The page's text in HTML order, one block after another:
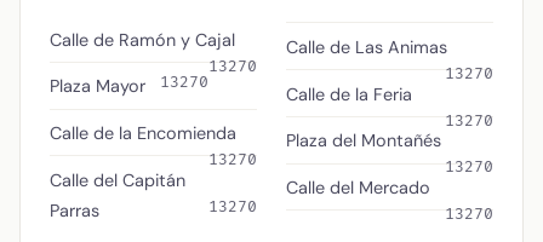
Calle de Ramón y Cajal
13270
Plaza Mayor 13270
Calle de la Encomienda
13270
Calle del Capitán
Parras
13270
Calle de Las Animas
13270
Calle de la Feria
13270
Plaza del Montañés
13270
Calle del Mercado
13270